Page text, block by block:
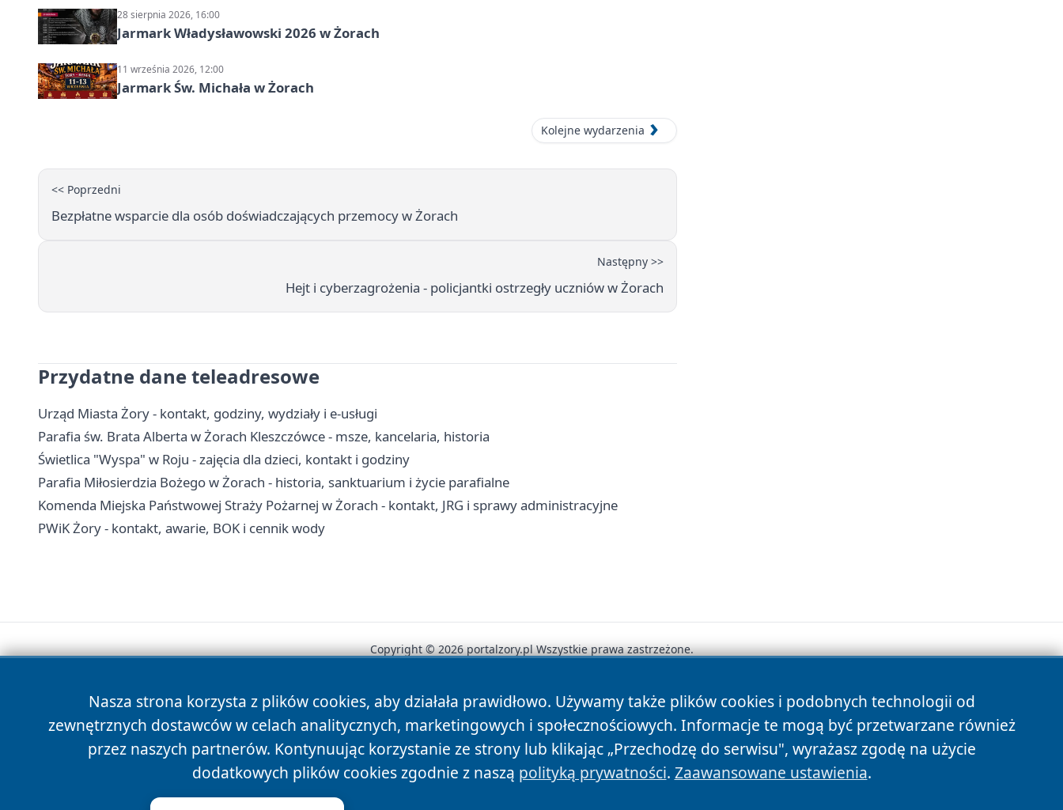
28 sierpnia 2026, 16:00
Jarmark Władysławowski 2026 w Żorach
11 września 2026, 12:00
Jarmark Św. Michała w Żorach
Kolejne wydarzenia
<< Poprzedni
Bezpłatne wsparcie dla osób doświadczających przemocy w Żorach
Następny >>
Hejt i cyberzagrożenia - policjantki ostrzegły uczniów w Żorach
Przydatne dane teleadresowe
Urząd Miasta Żory - kontakt, godziny, wydziały i e-usługi
Parafia św. Brata Alberta w Żorach Kleszczówce - msze, kancelaria, historia
Świetlica "Wyspa" w Roju - zajęcia dla dzieci, kontakt i godziny
Parafia Miłosierdzia Bożego w Żorach - historia, sanktuarium i życie parafialne
Komenda Miejska Państwowej Straży Pożarnej w Żorach - kontakt, JRG i sprawy administracyjne
PWiK Żory - kontakt, awarie, BOK i cennik wody
Nasza strona korzysta z plików cookies, aby działała prawidłowo. Używamy także plików cookies i podobnych technologii od
zewnętrznych dostawców w celach analitycznych, marketingowych i społecznościowych. Informacje te mogą być przetwarzane również
przez naszych partnerów. Kontynuując korzystanie ze strony lub klikając „Przechodzę do serwisu", wyrażasz zgodę na użycie
dodatkowych plików cookies zgodnie z naszą polityką prywatności. Zaawansowane ustawienia.
Copyright © 2026 portalzory.pl Wszystkie prawa zastrzeżone.
News Autorzy Polityka Prywatności Polityka Cookies